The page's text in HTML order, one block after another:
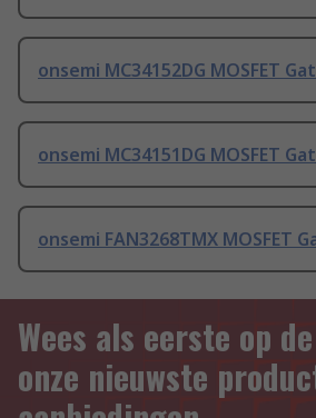
onsemi MC34152DG MOSFET
onsemi MC34151DG MOSFET
onsemi FAN3268TMX MOSFET
Wees als eerste op
onze nieuwste